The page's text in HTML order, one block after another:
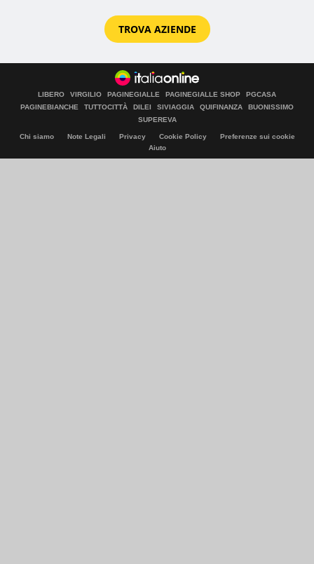
TROVA AZIENDE
LIBERO VIRGILIO PAGINEGIALLE PAGINEGIALLE SHOP
PGCASA
PAGINEBIANCHE
TUTTOCITTÀ DILEI SIVIAGGIA QUIFINANZA
BUONISSIMO
SUPEREVA
Chi siamo Note Legali Privacy Cookie Policy
Preferenze sui cookie
Aiuto